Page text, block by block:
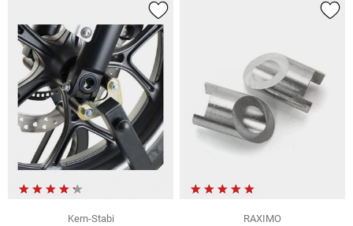
Kern-Stabi
RAXIMO